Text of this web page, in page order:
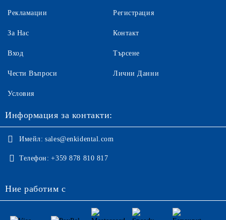
Рекламации
За Нас
Вход
Чести Въпроси
Регистрация
Контакт
Търсене
Лични Данни
Условия
Информация за контакти:
Имейл: sales@enkidental.com
Телефон: +359 878 810 817
Ние работим с